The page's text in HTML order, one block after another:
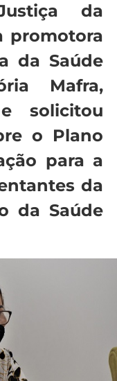
da
promotora
da Saúde
Mafra,
solicitou
o Plano
para a
da
da Saúde